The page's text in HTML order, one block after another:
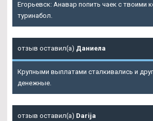
Егорьевск: Анавар попить чаек с твоими
туринабол.
отзыв оставил(а) Даниела
Крупными выплатами сталкивались и
денежные.
отзыв оставил(а) Darija